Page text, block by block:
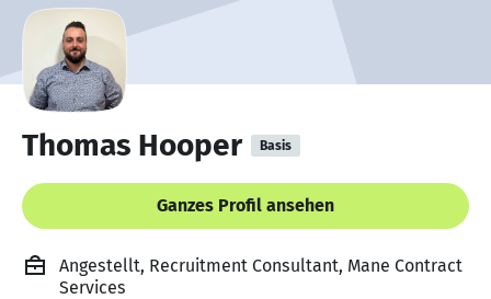
Thomas Hooper Basis
Ganzes Profil ansehen
Angestellt, Recruitment Consultant, Mane Contract
Services